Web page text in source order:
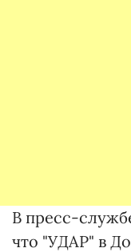
В пресс-
что "УДАР" в